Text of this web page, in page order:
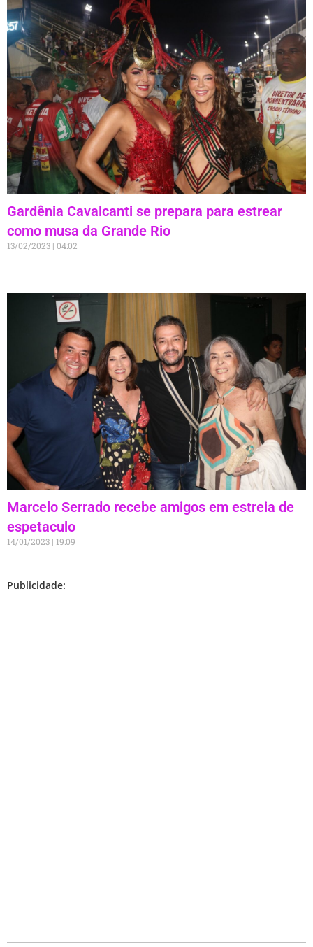
Gardênia Cavalcanti se prepara para estrear
como musa da Grande Rio
13/02/2023 04:02
Marcelo Serrado recebe amigos em estreia de
espetaculo
14/01/2023 19:09
Publicidade: